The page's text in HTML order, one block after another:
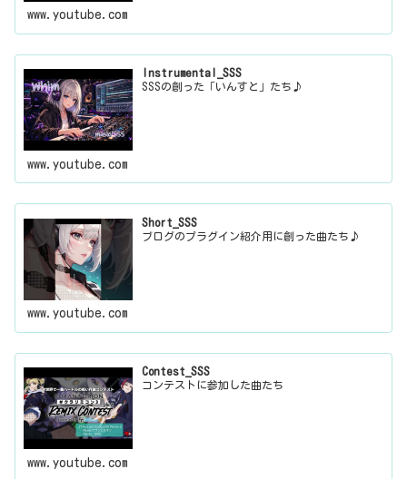
www.youtube.com
Instrumental_SSS
SSSの創った「いんすと」たち♪
www.youtube.com
Short_SSS
ブログのプラグイン紹介用に創った曲たち♪
www.youtube.com
Contest_SSS
コンテストに参加した曲たち
www.youtube.com